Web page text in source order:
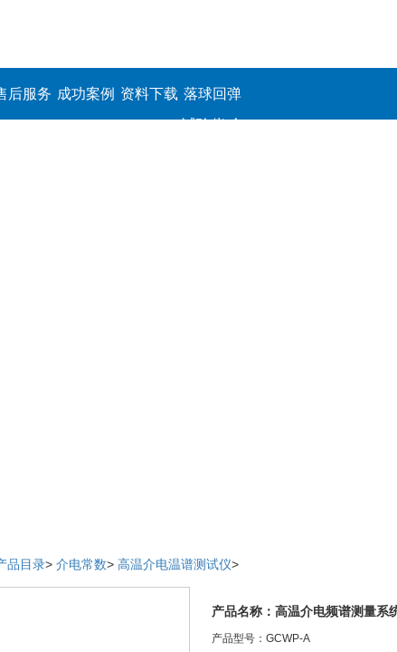
后服务 成功案例 资料下载 落球回弹
试验仪,介
品目录> 介电常数> 高温介电温谱测试仪>
产品名称：高温介电频谱测量系
产品型号：GCWP-A